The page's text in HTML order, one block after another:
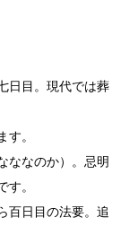
日目。現代では葬
す。
ななのか）。忌明
す。
百日目の法要。追